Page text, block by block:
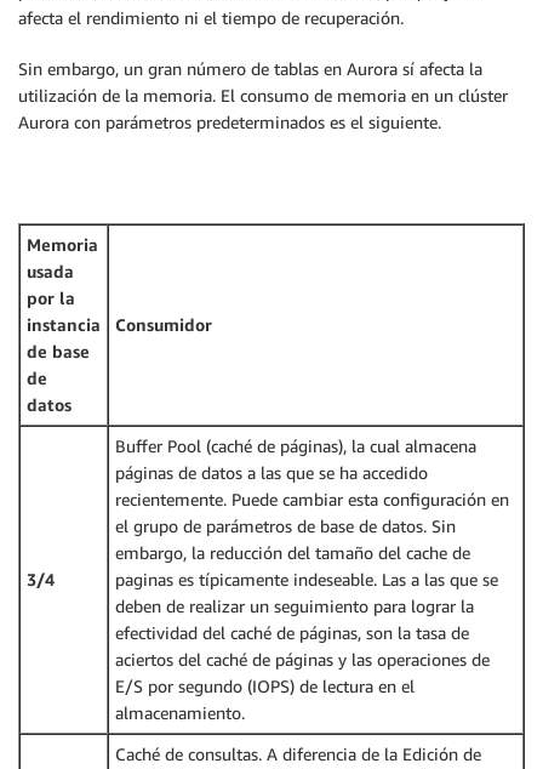
afecta el rendimiento ni el tiempo de recuperación.
Sin embargo, un gran número de tablas en Aurora sí afecta la
utilización de la memoria. El consumo de memoria en un clúster
Aurora con parámetros predeterminados es el siguiente.
Memoria
usada
por la
instancia
de base
de
datos
Consumidor
3/4
Buffer Pool (caché de páginas), la cual almacena
páginas de datos a las que se ha accedido
recientemente. Puede cambiar esta configuración en
el grupo de parámetros de base de datos. Sin
embargo, la reducción del tamaño del cache de
paginas es típicamente indeseable. Las a las que se
deben de realizar un seguimiento para lograr la
efectividad del caché de páginas, son la tasa de
aciertos del caché de páginas y las operaciones de
E/S por segundo (IOPS) de lectura en el
almacenamiento.
Caché de consultas. A diferencia de la Edición de